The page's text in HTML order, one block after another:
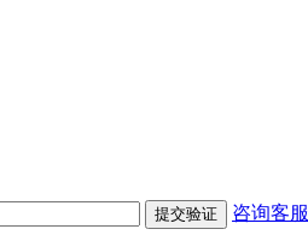
提交验证 咨询客服